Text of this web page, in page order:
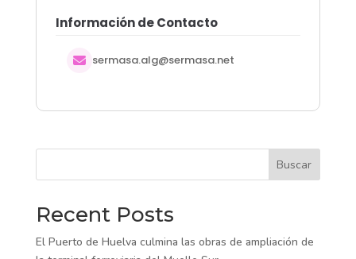
Información de Contacto
sermasa.alg@sermasa.net
Buscar
Recent Posts
El Puerto de Huelva culmina las obras de ampliación de